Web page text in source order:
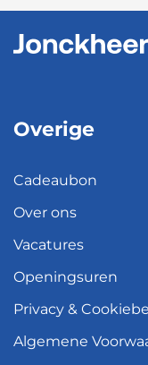
Overige
Cadeaubon
Over ons
Vacatures
Openingsuren
Privacy &
Algemene